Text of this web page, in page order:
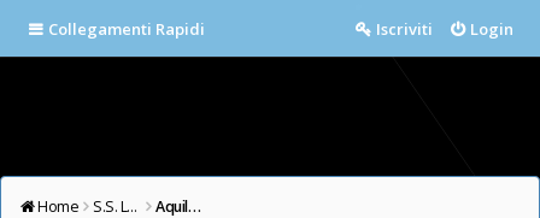
Collegamenti Rapidi Login
Iscriviti
Home S.S. LAZIO FORUM Aquile in cielo